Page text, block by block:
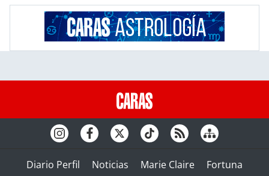
Diario Perfil Noticias Marie Claire
Fortuna